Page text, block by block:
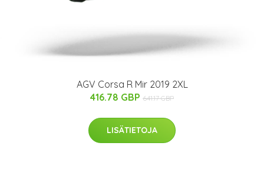
AGV Corsa R Mir 2019 2XL
416.78 GBP 641.17 GBP
LISÄTIETOJA